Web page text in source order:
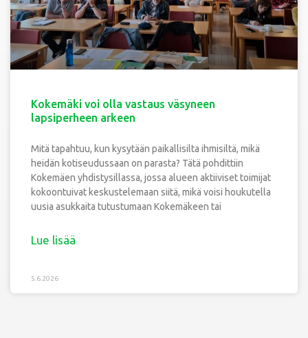
Kokemäki voi olla vastaus väsyneen
lapsiperheen arkeen
Mitä tapahtuu, kun kysytään paikallisilta ihmisiltä, mikä
heidän kotiseudussaan on parasta? Tätä pohdittiin
Kokemäen yhdistysillassa, jossa alueen aktiiviset toimijat
kokoontuivat keskustelemaan siitä, mikä voisi houkutella
uusia asukkaita tutustumaan Kokemäkeen tai
Lue lisää
5.6.2026